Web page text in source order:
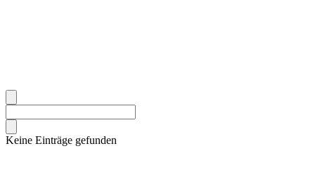
Keine Einträge gefunden